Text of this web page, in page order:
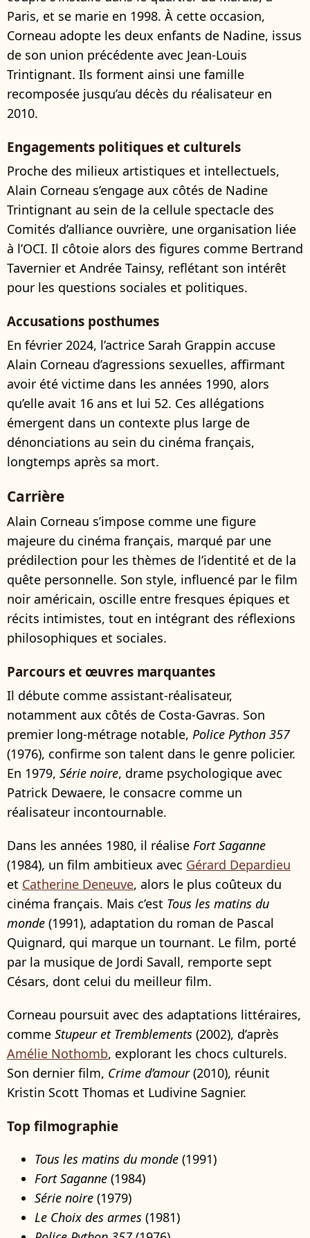
Paris, et se marie en 1998. À cette occasion,
Corneau adopte les deux enfants de Nadine, issus
de son union précédente avec Jean-Louis
Trintignant. Ils forment ainsi une famille
recomposée jusqu’au décès du réalisateur en
2010.
Engagements politiques et culturels
Proche des milieux artistiques et intellectuels,
Alain Corneau s’engage aux côtés de Nadine
Trintignant au sein de la cellule spectacle des
Comités d’alliance ouvrière, une organisation liée
à l’OCI. Il côtoie alors des figures comme Bertrand
Tavernier et Andrée Tainsy, reflétant son intérêt
pour les questions sociales et politiques.
Accusations posthumes
En février 2024, l’actrice Sarah Grappin accuse
Alain Corneau d’agressions sexuelles, affirmant
avoir été victime dans les années 1990, alors
qu’elle avait 16 ans et lui 52. Ces allégations
émergent dans un contexte plus large de
dénonciations au sein du cinéma français,
longtemps après sa mort.
Carrière
Alain Corneau s’impose comme une figure
majeure du cinéma français, marqué par une
prédilection pour les thèmes de l’identité et de la
quête personnelle. Son style, influencé par le film
noir américain, oscille entre fresques épiques et
récits intimistes, tout en intégrant des réflexions
philosophiques et sociales.
Parcours et œuvres marquantes
Il débute comme assistant-réalisateur,
notamment aux côtés de Costa-Gavras. Son
premier long-métrage notable, Police Python 357
(1976), confirme son talent dans le genre policier.
En 1979, Série noire, drame psychologique avec
Patrick Dewaere, le consacre comme un
réalisateur incontournable.
Dans les années 1980, il réalise Fort Saganne
(1984), un film ambitieux avec Gérard Depardieu
et Catherine Deneuve, alors le plus coûteux du
cinéma français. Mais c’est Tous les matins du
monde (1991), adaptation du roman de Pascal
Quignard, qui marque un tournant. Le film, porté
par la musique de Jordi Savall, remporte sept
Césars, dont celui du meilleur film.
Corneau poursuit avec des adaptations littéraires,
comme Stupeur et Tremblements (2002), d’après
Amélie Nothomb, explorant les chocs culturels.
Son dernier film, Crime d’amour(2010), réunit
Kristin Scott Thomas et Ludivine Sagnier.
Top filmographie
Tous les matins du monde (1991)
Fort Saganne (1984)
Série noire (1979)
Le Choix des armes (1981)